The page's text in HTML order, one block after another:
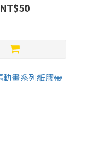
NT$50